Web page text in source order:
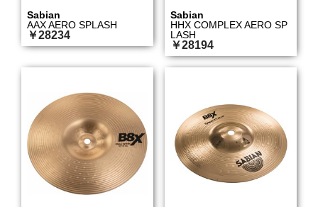
Sabian
AAX AERO SPLASH
￥28234
Sabian
HHX COMPLEX AERO SP
LASH
￥28194